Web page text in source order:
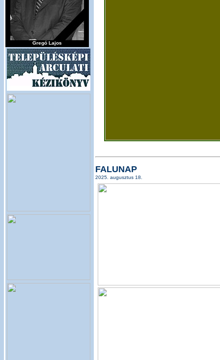
Gregó Lajos
FALUNAP
2025. augusztus 18.